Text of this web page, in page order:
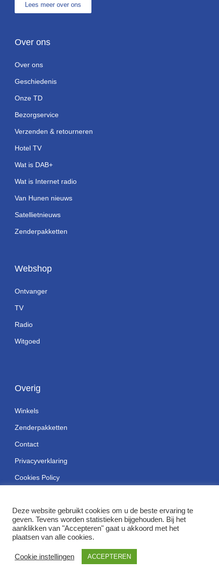
Lees meer over ons
Over ons
Over ons
Geschiedenis
Onze TD
Bezorgservice
Verzenden & retourneren
Hotel TV
Wat is DAB+
Wat is Internet radio
Van Hunen nieuws
Satellietnieuws
Zenderpakketten
Webshop
Ontvanger
TV
Radio
Witgoed
Overig
Winkels
Zenderpakketten
Contact
Privacyverklaring
Cookies Policy
© Copyright H. van Hunen
Deze website gebruikt cookies om u de beste ervaring te
geven. Tevens worden statistieken bijgehouden. Bij het
aanklikken van "Accepteren" gaat u akkoord met het
plaatsen van alle cookies.
Cookie instellingen ACCEPTEREN